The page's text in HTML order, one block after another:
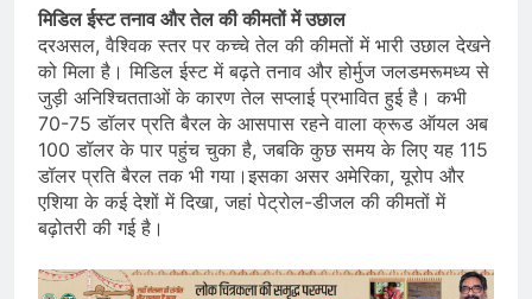
मिडिल ईस्ट तनाव और तेल की कीमतों में उछाल
दरअसल, वैश्विक स्तर पर कच्चे तेल की कीमतों में भारी उछाल देखने
को मिला है। मिडिल ईस्ट में बढ़ते तनाव और होर्मुज जलडमरूमध्य से
जुड़ी अनिश्चितताओं के कारण तेल सप्लाई प्रभावित हुई है। कभी
70-75 डॉलर प्रति बैरल के आसपास रहने वाला क्रूड ऑयल अब
100 डॉलर के पार पहुंच चुका है, जबकि कुछ समय के लिए यह 115
डॉलर प्रति बैरल तक भी गया।इसका असर अमेरिका, यूरोप और
एशिया के कई देशों में दिखा, जहां पेट्रोल-डीजल की कीमतों में
बढ़ोतरी की गई है।